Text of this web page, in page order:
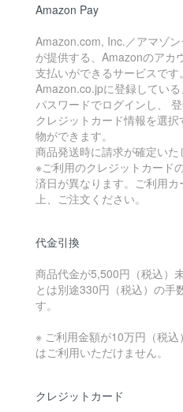
Amazon Pay
Amazon.com, Inc.／アマゾ
が提供する、Amazonのアカ
支払いができるサービスです。
Amazon.co.jpに登録してい
パスワードでログインし、
クレジットカード情報を選
物ができます。
商品発送時に請求が確定いた
※ご利用のクレジットカード
済日が異なります。ご利用
上、ご注文ください。
代金引換
商品代金が5,500円（税込）
とは別途330円（税込）の手
す。
※ ご利用金額が10万円（税
はご利用いただけません。
クレジットカード